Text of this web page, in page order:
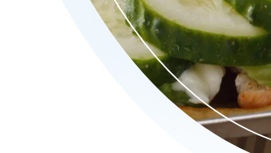
een scala aan heerlijke gerechten uit